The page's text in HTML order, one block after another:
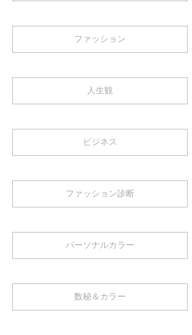
ファッション
人生観
ビジネス
ファッション診断
パーソナルカラー
数秘＆カラー